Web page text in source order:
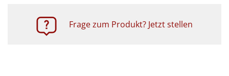
Frage zum Produkt? Jetzt stellen